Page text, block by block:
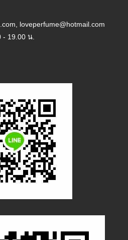
loveperfume@hotmail.com
- 19.00 น.